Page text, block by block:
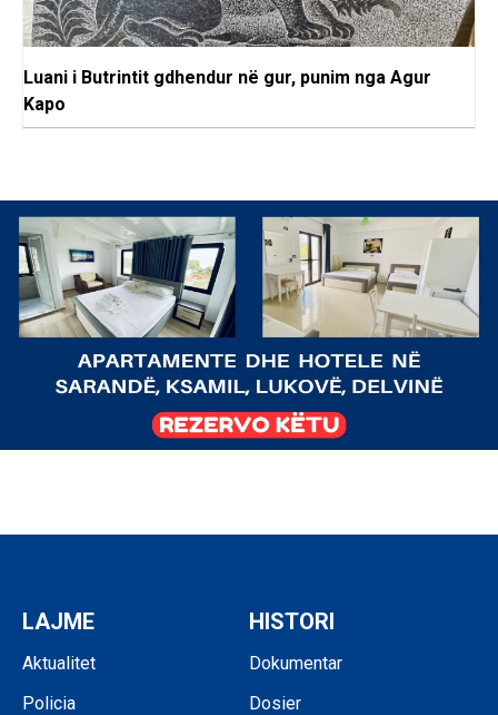
Luani i Butrintit gdhendur në gur, punim nga Agur
Kapo
LAJME
Aktualitet
Policia
HISTORI
Dokumentar
Dosier